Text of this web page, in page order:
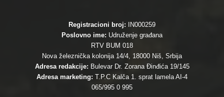
Registracioni broj:
IN000259
Poslovno ime: Udruženje građana
RTV BUM 018
Nova železnička kolonija 14/4, 18000 Niš, Srbija
Adresa redakcije: Bulevar Dr. Zorana Đinđića 19/145
Adresa marketing: T.P.C Kalča 1. sprat lamela AI-4
065/995 0 995